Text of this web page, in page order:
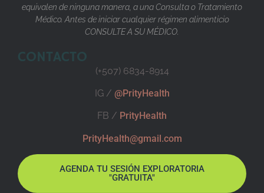
equivalen de ninguna manera, a una Consulta o Tratamiento
Médico. Antes de iniciar cualquier régimen alimenticio
CONSULTE A SU MÉDICO.
CONTACTO
(+507) 6834-8914
IG / @PrityHealth
FB / PrityHealth
PrityHealth@gmail.com
AGENDA TU SESIÓN EXPLORATORIA
"GRATUITA"